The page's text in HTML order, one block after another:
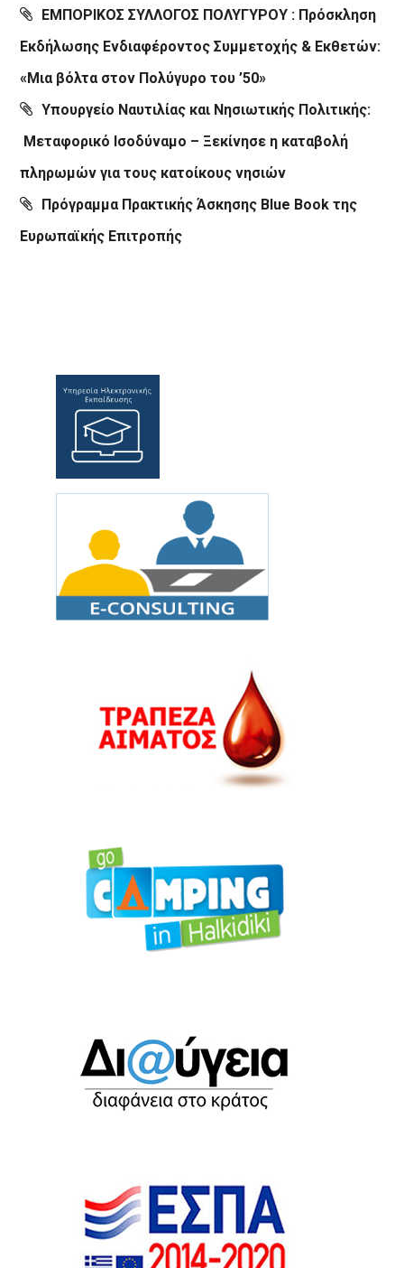
ΕΜΠΟΡΙΚΟΣ ΣΥΛΛΟΓΟΣ ΠΟΛΥΓΥΡΟΥ : Πρόσκληση
Εκδήλωσης Ενδιαφέροντος Συμμετοχής & Εκθετών:
«Μια βόλτα στον Πολύγυρο του ’50»
Υπουργείο Ναυτιλίας και Νησιωτικής Πολιτικής:
Μεταφορικό Ισοδύναμο – Ξεκίνησε η καταβολή
πληρωμών για τους κατοίκους νησιών
Πρόγραμμα Πρακτικής Άσκησης Blue Book της
Ευρωπαϊκής Επιτροπής